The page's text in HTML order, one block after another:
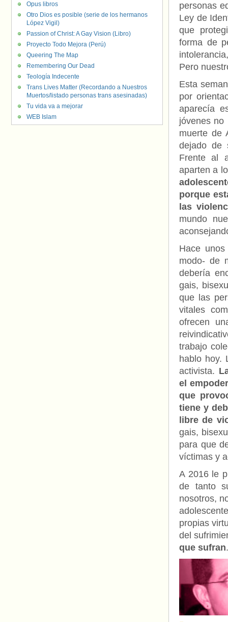
personas
Ley de
que
forma de
Pero
Esta
por
aparecía
jóvenes no
muerte de
dejado de
Frente al
aparten a
porque
las
mundo
Hace
modo- de
debería
gais,
que las
vitales
ofrecen
trabajo
hablo hoy.
activista.
el
que
tiene y
libre de
gais,
para que
víctimas y
A 2016 le
de tanto
nosotros,
propias
del
que sufran
Opus libros
Otro Dios es posible (serie de los hermanos
López Vigil)
Passion of Christ: A Gay Vision (Libro)
Proyecto Todo Mejora (Perú)
Queering The Map
Remembering Our Dead
Teología Indecente
Trans Lives Matter (Recordando a Nuestros
Muertos/listado personas trans asesinadas)
Tu vida va a mejorar
WEB Islam